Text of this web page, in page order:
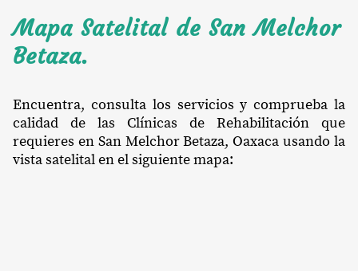
Mapa Satelital de San Melchor
Betaza.
Encuentra, consulta los servicios y comprueba la
calidad de las Clínicas de Rehabilitación que
requieres en San Melchor Betaza, Oaxaca usando la
vista satelital en el siguiente mapa: